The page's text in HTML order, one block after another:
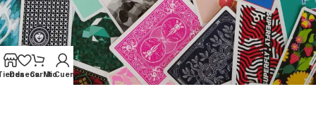
DeseosCarritoMi Cuenta